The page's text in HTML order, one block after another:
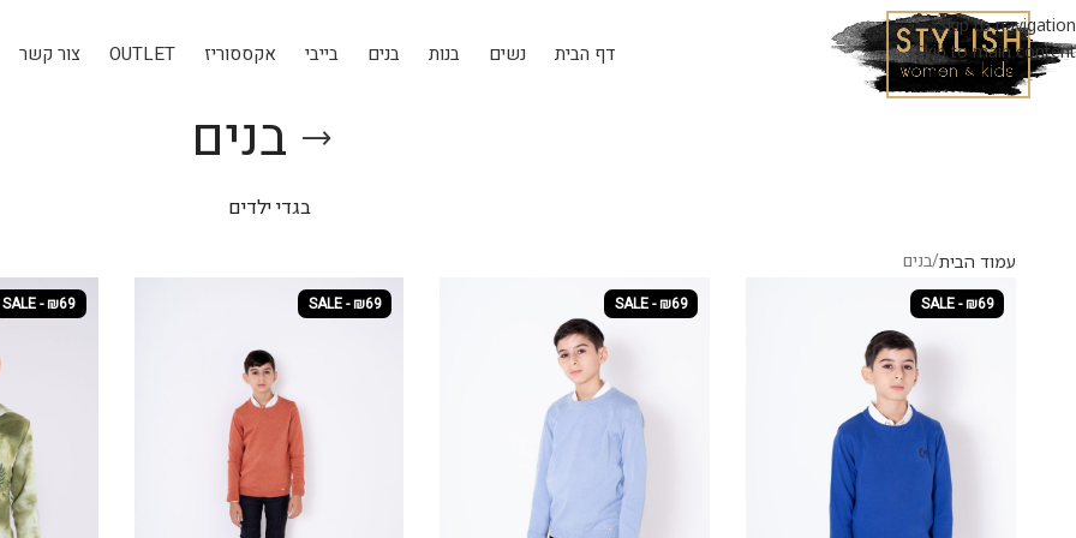
Skip to navigation
Skip to main content
דף הבית נשים בנות בנים בייבי אקססוריז OUTLET צור קשר
בנים
בגדי ילדים
עמוד הבית בנים
SALE - ₪69
SALE - ₪69
SALE - ₪69
SALE - ₪69